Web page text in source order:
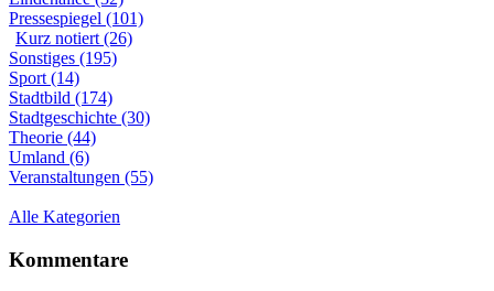
Pressespiegel (101)
Kurz notiert (26)
Sonstiges (195)
Sport (14)
Stadtbild (174)
Stadtgeschichte (30)
Theorie (44)
Umland (6)
Veranstaltungen (55)
Alle Kategorien
Kommentare